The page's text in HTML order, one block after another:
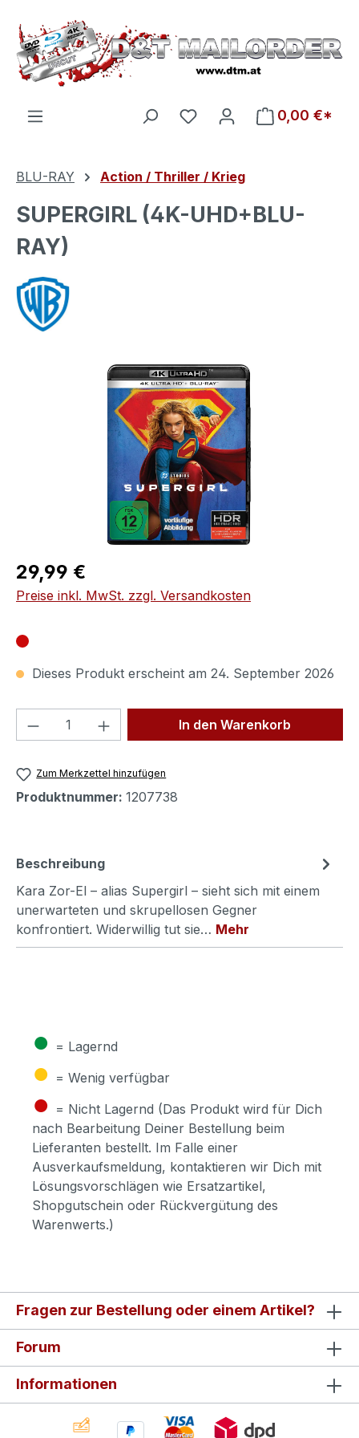
Zum Hauptinhalt springen
Du hast 0 Produkte auf
0,00 €*
BLU-RAY Action / Thriller / Krieg
SUPERGIRL (4K-UHD+BLU-
RAY)
Bildergalerie überspringen
Regulärer Preis:
29,99 €
Preise inkl. MwSt. zzgl. Versandkosten
Dieses Produkt erscheint am 24. September 2026
Produkt Anzahl: Gib denIn den Warenkorb
Zum Merkzettel hinzufügen
Produktnummer: 1207738
Beschreibung
Kara Zor-El – alias Supergirl – sieht sich mit einem
unerwarteten und skrupellosen Gegner
konfrontiert. Widerwillig tut sie… Mehr
● = Lagernd
● = Wenig verfügbar
● = Nicht Lagernd (Das Produkt wird für Dich
nach Bearbeitung Deiner Bestellung beim
Lieferanten bestellt. Im Falle einer
Ausverkaufsmeldung, kontaktieren wir Dich mit
Lösungsvorschlägen wie Ersatzartikel,
Shopgutschein oder Rückvergütung des
Warenwerts.)
Fragen zur Bestellung oder einem Artikel?
Forum
Informationen